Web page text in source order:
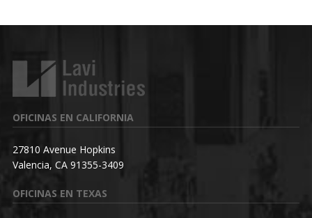
OFICINAS EN CALIFORNIA
27810 Avenue Hopkins
Valencia, CA 91355-3409
OFICINAS EN TEXAS